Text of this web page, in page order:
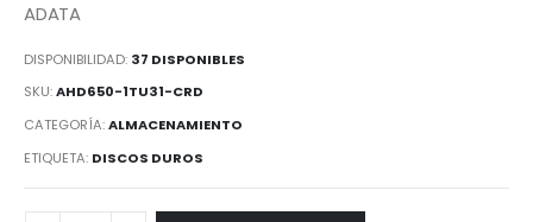
ADATA
DISPONIBILIDAD: 37 DISPONIBLES
SKU:AHD650-1TU31-CRD
CATEGORÍA:ALMACENAMIENTO
ETIQUETA: DISCOS DUROS